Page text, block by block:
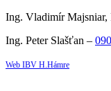
Ing. Vladimír Majsniar,
Ing. Peter Slašťan –
Web IBV H.Hámre